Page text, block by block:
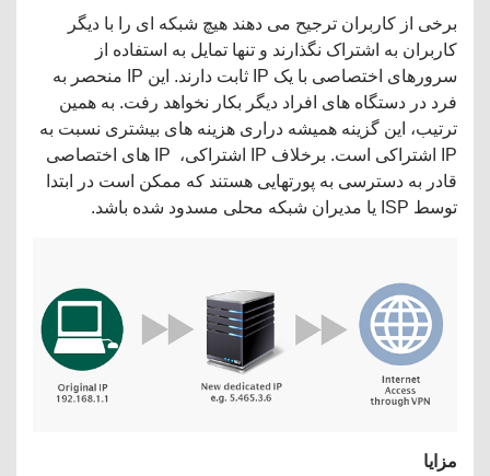
برخی از کاربران ترجیح می دهند هیچ شبکه ای را با دیگر
کاربران به اشتراک نگذارند و تنها تمایل به استفاده از
سرورهای اختصاصی با یک IP ثابت دارند. این IP منحصر به
فرد در دستگاه های افراد دیگر بکار نخواهد رفت. به همین
ترتیب، این گزینه همیشه دراری هزینه های بیشتری نسبت به
IP اشتراکی است. برخلاف IP اشتراکی، IP های اختصاصی
قادر به دسترسی به پورتهایی هستند که ممکن است در ابتدا
توسط ISP یا مدیران شبکه محلی مسدود شده باشد.
مزایا